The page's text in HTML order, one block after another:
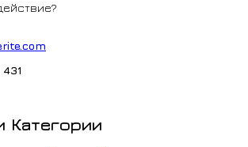
Категории